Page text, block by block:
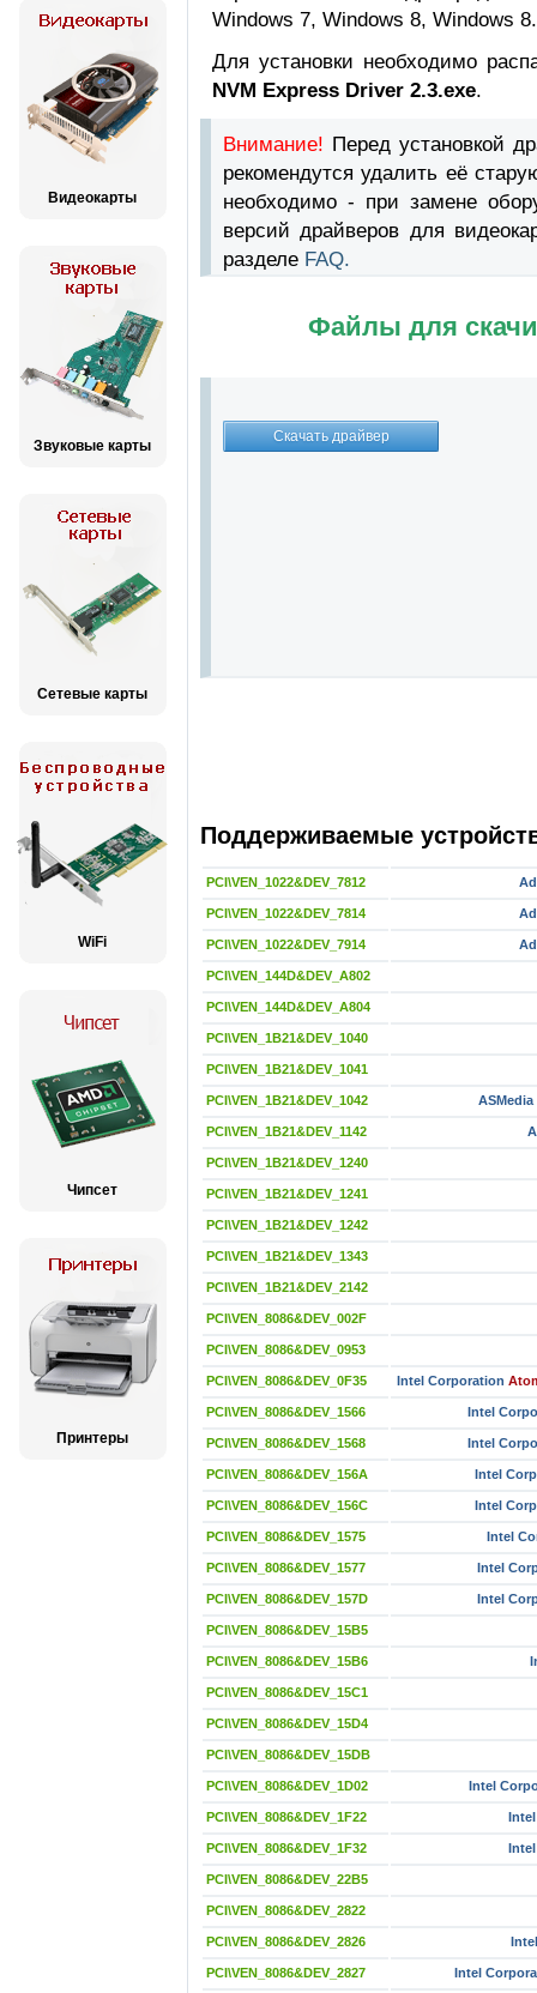
Видеокарты
Звуковые карты
Сетевые карты
WiFi
Чипсет
Принтеры
Windows 7, Windows 8, Windows
Для установки необходимо
NVM Express Driver 2.3.exe.
Внимание! Перед установкой
рекомендутся удалить её
необходимо - при замене
версий драйверов для
разделе FAQ.
Файлы для
Поддерживаемые
PCI\VEN_1022&DEV_7812
PCI\VEN_1022&DEV_7814
PCI\VEN_1022&DEV_7914
PCI\VEN_144D&DEV_A802
PCI\VEN_144D&DEV_A804
PCI\VEN_1B21&DEV_1040
PCI\VEN_1B21&DEV_1041
PCI\VEN_1B21&DEV_1042
PCI\VEN_1B21&DEV_1142
PCI\VEN_1B21&DEV_1240
PCI\VEN_1B21&DEV_1241
PCI\VEN_1B21&DEV_1242
PCI\VEN_1B21&DEV_1343
PCI\VEN_1B21&DEV_2142
PCI\VEN_8086&DEV_002F
PCI\VEN_8086&DEV_0953
PCI\VEN_8086&DEV_0F35 Intel Corporation
PCI\VEN_8086&DEV_1566 Intel
PCI\VEN_8086&DEV_1568 Intel
PCI\VEN_8086&DEV_156A Intel
PCI\VEN_8086&DEV_156C Intel
PCI\VEN_8086&DEV_1575 Intel
PCI\VEN_8086&DEV_1577 Intel
PCI\VEN_8086&DEV_157D Intel
PCI\VEN_8086&DEV_15B5
PCI\VEN_8086&DEV_15B6
PCI\VEN_8086&DEV_15C1
PCI\VEN_8086&DEV_15D4
PCI\VEN_8086&DEV_15DB
PCI\VEN_8086&DEV_1D02 Intel
PCI\VEN_8086&DEV_1F22
PCI\VEN_8086&DEV_1F32
PCI\VEN_8086&DEV_22B5
PCI\VEN_8086&DEV_2822
PCI\VEN_8086&DEV_2826
PCI\VEN_8086&DEV_2827 Intel